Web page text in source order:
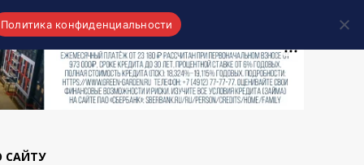
САЙТУ
Политика конфиденциальности